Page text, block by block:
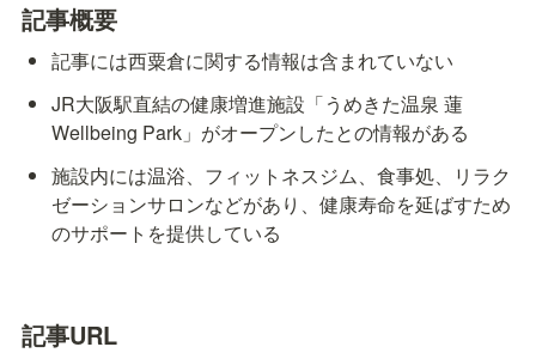
記事概要
記事には西粟倉に関する情報は含まれていない
JR大阪駅直結の健康増進施設「うめきた温泉 蓮
Wellbeing Park」がオープンしたとの情報がある
施設内には温浴、フィットネスジム、食事処、リラク
ゼーションサロンなどがあり、健康寿命を延ばすため
のサポートを提供している
記事URL